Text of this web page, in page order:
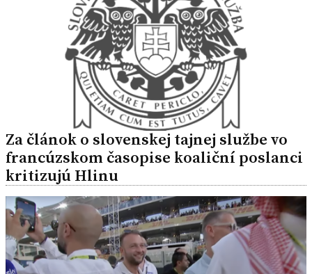
Za článok o slovenskej tajnej službe vo
francúzskom časopise koaliční poslanci
kritizujú Hlinu